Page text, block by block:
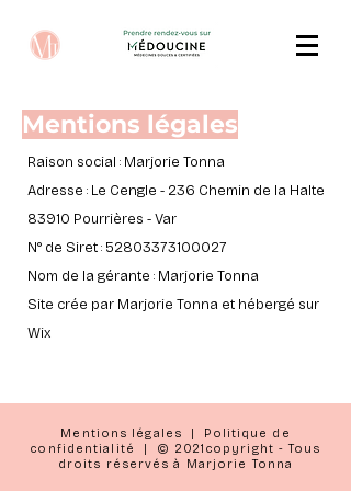
Mentions légales
Raison social : Marjorie Tonna
Adresse : Le Cengle - 236 Chemin de la Halte
83910 Pourrières - Var
N° de Siret : 52803373100027
Nom de la gérante : Marjorie Tonna
Site crée par Marjorie Tonna et hébergé sur
Wix
Mentions légales | Politique de
confidentialité
| © 2021copyright - Tous
droits réservés à Marjorie Tonna